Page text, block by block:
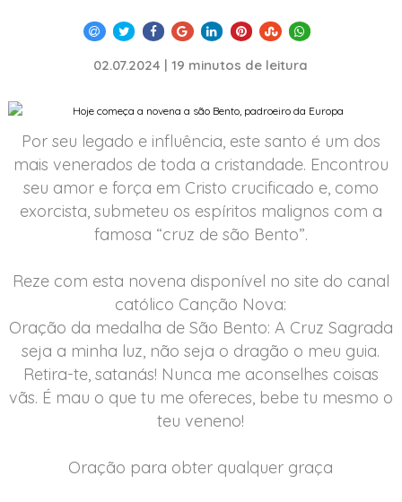
02.07.2024 | 19 minutos de leitura
Por seu legado e influência, este santo é um dos
mais venerados de toda a cristandade. Encontrou
seu amor e força em Cristo crucificado e, como
exorcista, submeteu os espíritos malignos com a
famosa “cruz de são Bento”.
Reze com esta novena disponível no site do canal
católico Canção Nova:
Oração da medalha de São Bento: A Cruz Sagrada
seja a minha luz, não seja o dragão o meu guia.
Retira-te, satanás! Nunca me aconselhes coisas
vãs. É mau o que tu me ofereces, bebe tu mesmo o
teu veneno!
Oração para obter qualquer graça